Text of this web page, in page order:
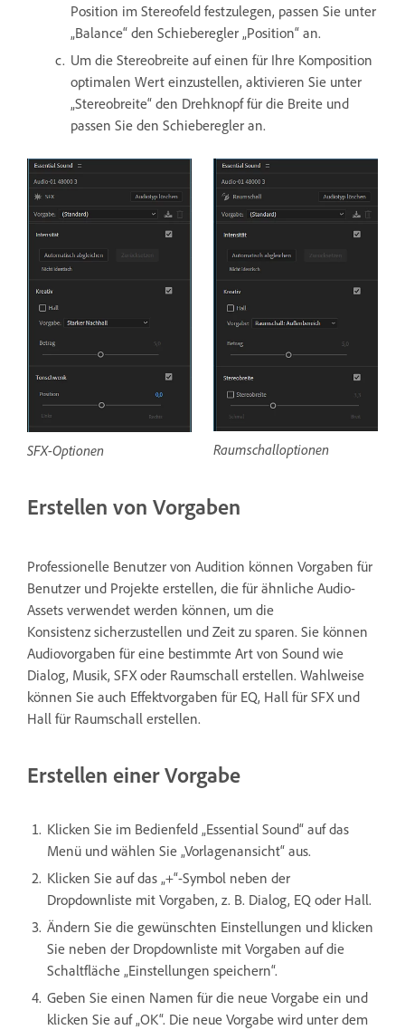
Position im Stereofeld festzulegen, passen Sie unter
„Balance“ den Schieberegler „Position“ an.
Um die Stereobreite auf einen für Ihre Komposition
optimalen Wert einzustellen, aktivieren Sie unter
„Stereobreite“ den Drehknopf für die Breite und
passen Sie den Schieberegler an.
SFX-Optionen Raumschalloptionen
Erstellen von Vorgaben
Professionelle Benutzer von Audition können Vorgaben für
Benutzer und Projekte erstellen, die für ähnliche Audio-
Assets verwendet werden können, um die
Konsistenz sicherzustellen und Zeit zu sparen. Sie können
Audiovorgaben für eine bestimmte Art von Sound wie
Dialog, Musik, SFX oder Raumschall erstellen. Wahlweise
können Sie auch Effektvorgaben für EQ, Hall für SFX und
Hall für Raumschall erstellen.
Erstellen einer Vorgabe
Klicken Sie im Bedienfeld „Essential Sound“ auf das
Menü und wählen Sie „Vorlagenansicht“ aus.
Klicken Sie auf das „+“-Symbol neben der
Dropdownliste mit Vorgaben, z. B. Dialog, EQ oder Hall.
Ändern Sie die gewünschten Einstellungen und klicken
Sie neben der Dropdownliste mit Vorgaben auf die
Schaltfläche „Einstellungen speichern“.
Geben Sie einen Namen für die neue Vorgabe ein und
klicken Sie auf „OK“. Die neue Vorgabe wird unter dem